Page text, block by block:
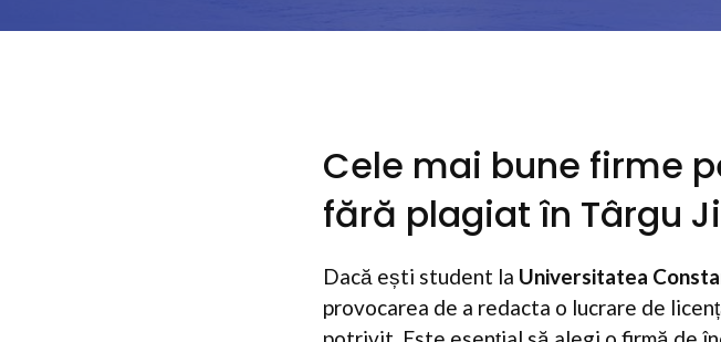
Cele mai bune firme
fără plagiat în Târgu
Dacă ești student la Universitatea
provocarea de a redacta o lucrare de